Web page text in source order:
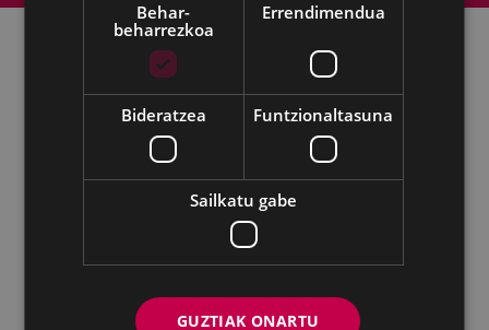
Kultura - Untzaga plaza, 1 | 20600 Eibar
943 70 84 39 / 943 70 84 00 (Pegora) | Faxa: 943 70 84
kultura@eibar.eus pegora@eibar.eus
IFZ: P2003100A | DIR3 L01200300
Behar-
beharrezkoa
Errendimendua
Bideratzea Funtzionaltasuna
Sailkatu gabe
GUZTIAK ONARTU